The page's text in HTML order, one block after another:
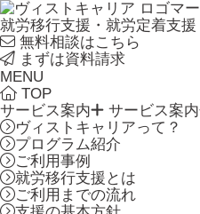
就労移行支援・就労定着支援
無料相談はこちら
まずは資料請求
MENU
TOP
サービス案内
サービス案内
ヴィストキャリアって？
プログラム紹介
ご利用事例
就労移行支援とは
ご利用までの流れ